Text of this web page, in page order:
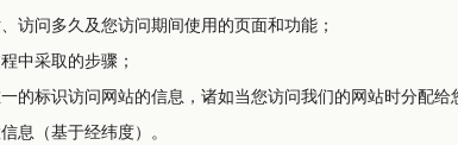
访问多久及您访问期间使用的页面和功能；
中采取的步骤；
的标识访问网站的信息，诸如当您访问我们的网站时分配
息（基于经纬度）。